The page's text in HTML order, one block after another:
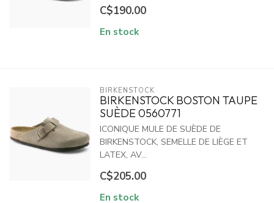
C$190.00
En stock
BIRKENSTOCK
BIRKENSTOCK BOSTON TAUPE
SUÈDE 0560771
ICONIQUE MULE DE SUÈDE DE
BIRKENSTOCK, SEMELLE DE LIÈGE ET
LATEX, AV...
C$205.00
En stock